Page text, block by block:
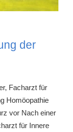
der
Facharzt für
Homöopathie
vor Nach einer
für Innere